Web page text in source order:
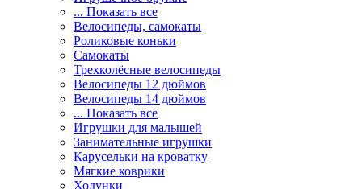
... Показать все
Велосипеды, самокаты
Роликовые коньки
Самокаты
Трехколёсные велосипеды
Велосипеды 12 дюймов
Велосипеды 14 дюймов
... Показать все
Игрушки для малышей
Занимательные игрушки
Карусельки на кроватку
Мягкие коврики
Ходунки